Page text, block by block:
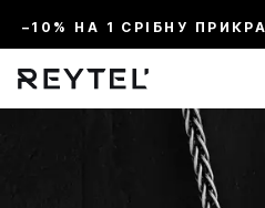
–10% НА 1 СРІБНУ